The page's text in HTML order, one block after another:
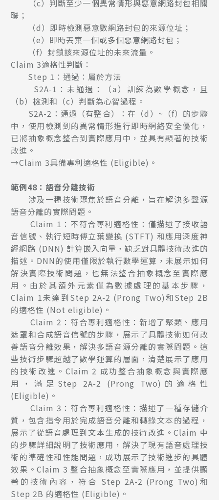
（c）判斷至少一個異常情形與惡意網路封包相關
聯；
（d）即時檢測惡意數網路封包的來源位址；
（e）即時丟棄一個或多個惡意網路封包；
（f）封鎖該來源位址的未來流量。
Claim 3適格性判斷：
Step 1：通過：屬於方法
S2A-1：未通過：（a）訓練為數學概念，且
（b）檢測和（c）判斷為心智過程。
S2A-2：通過（有整合）：在（d）~（f）的步驟
中，使用檢測到的異常情形進行即時網絡安全優化，
已將抽象概念整合到實際應用中，並具有顯著的技術
改進。
→Claim 3具備專利適格性 (Eligible)。
範例48：語音分離技術
涉及一種技術聚焦於語音分離，旨在解決多聲源
語音分離的實際問題。
Claim 1：不符合專利適格性：僅描述了接收語
音信號、執行短時傅立葉變換 (STFT) 和應用深度神
經網路 (DNN) 計算嵌入向量，缺乏對具體技術改進的
描述。DNN的使用僅限於執行數學運算，未展示如何
解決實際技術問題，也無法整合抽象概念至實際應
用。由於其額外元素僅為數據處理的基本步驟，
Claim 1未達到Step 2A-2 (Prong Two)和Step 2B
的適格性 (Not eligible)。
Claim 2：符合專利適格性：新增了聚類、應用
遮罩和合成語音信號的步驟，展示了具體技術如何改
善語音分離效果，解決多語音源分離的實際問題。這
些技術步驟超越了數學運算的層面，清楚展示了應用
的技術改進。Claim 2 成功整合抽象概念與實際應
用，滿足Step 2A-2 (Prong Two)的適格性
(Eligible)。
Claim 3：符合專利適格性：描述了一種存儲介
質，包含指令用於完成語音分離和轉錄文本的過程，
展示了從語音處理到文本生成的技術改進。Claim 中
的步驟詳細說明了技術應用，解決了現有語音處理技
術的準確性和性能問題，成功展示了技術進步的具體
效果。Claim 3 整合抽象概念至實際應用，並提供顯
著的技術內容，符合 Step 2A-2 (Prong Two)和
Step 2B 的適格性 (Eligible)。